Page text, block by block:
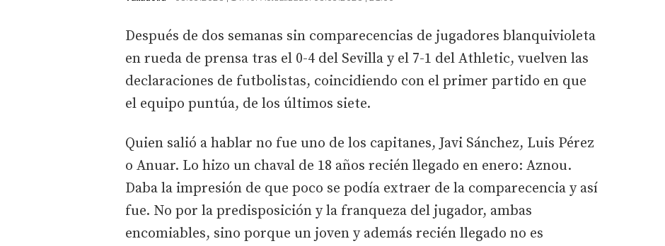
Después de dos semanas sin comparecencias de jugadores blanquivioleta
en rueda de prensa tras el 0-4 del Sevilla y el 7-1 del Athletic, vuelven las
declaraciones de futbolistas, coincidiendo con el primer partido en que
el equipo puntúa, de los últimos siete.
Quien salió a hablar no fue uno de los capitanes, Javi Sánchez, Luis Pérez
o Anuar. Lo hizo un chaval de 18 años recién llegado en enero: Aznou.
Daba la impresión de que poco se podía extraer de la comparecencia y así
fue. No por la predisposición y la franqueza del jugador, ambas
encomiables, sino porque un joven y además recién llegado no es